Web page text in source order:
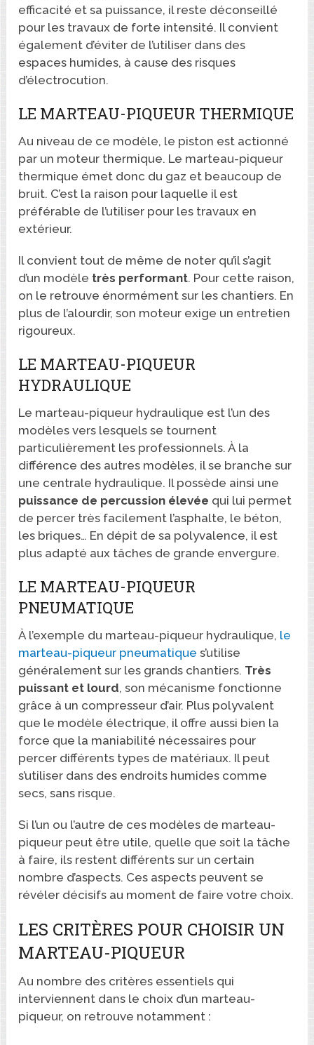
efficacité et sa puissance, il reste déconseillé
pour les travaux de forte intensité. Il convient
également d’éviter de l’utiliser dans des
espaces humides, à cause des risques
d’électrocution.
LE MARTEAU-PIQUEUR THERMIQUE
Au niveau de ce modèle, le piston est actionné
par un moteur thermique. Le marteau-piqueur
thermique émet donc du gaz et beaucoup de
bruit. C’est la raison pour laquelle il est
préférable de l’utiliser pour les travaux en
extérieur.
Il convient tout de même de noter qu’il s’agit
d’un modèle très performant. Pour cette raison,
on le retrouve énormément sur les chantiers. En
plus de l’alourdir, son moteur exige un entretien
rigoureux.
LE MARTEAU-PIQUEUR
HYDRAULIQUE
Le marteau-piqueur hydraulique est l’un des
modèles vers lesquels se tournent
particulièrement les professionnels. À la
différence des autres modèles, il se branche sur
une centrale hydraulique. Il possède ainsi une
puissance de percussion élevée qui lui permet
de percer très facilement l’asphalte, le béton,
les briques… En dépit de sa polyvalence, il est
plus adapté aux tâches de grande envergure.
LE MARTEAU-PIQUEUR
PNEUMATIQUE
À l’exemple du marteau-piqueur hydraulique, le
marteau-piqueur pneumatique s’utilise
généralement sur les grands chantiers. Très
puissant et lourd, son mécanisme fonctionne
grâce à un compresseur d’air. Plus polyvalent
que le modèle électrique, il offre aussi bien la
force que la maniabilité nécessaires pour
percer différents types de matériaux. Il peut
s’utiliser dans des endroits humides comme
secs, sans risque.
Si l’un ou l’autre de ces modèles de marteau-
piqueur peut être utile, quelle que soit la tâche
à faire, ils restent différents sur un certain
nombre d’aspects. Ces aspects peuvent se
révéler décisifs au moment de faire votre choix.
LES CRITÈRES POUR CHOISIR UN
MARTEAU-PIQUEUR
Au nombre des critères essentiels qui
interviennent dans le choix d’un marteau-
piqueur, on retrouve notamment :